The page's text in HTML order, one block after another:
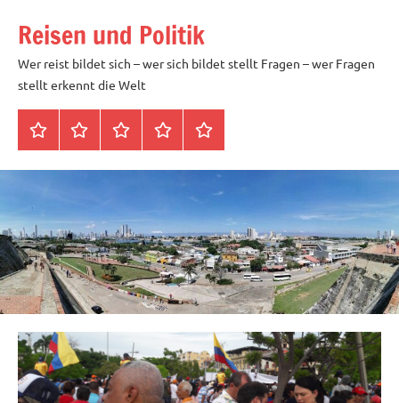
Inhalt
springen
Reisen und Politik
Wer reist bildet sich – wer sich bildet stellt Fragen – wer Fragen
stellt erkennt die Welt
StartseiteDatenschutz
Peter
Blöth
Impressum
Über
mich